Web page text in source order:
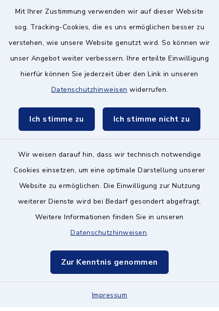
Mit Ihrer Zustimmung verwenden wir auf dieser Website
sog. Tracking-Cookies, die es uns ermöglichen besser zu
verstehen, wie unsere Website genutzt wird. So können wir
unser Angebot weiter verbessern. Ihre erteilte Einwilligung
hierfür können Sie jederzeit über den Link in unseren
Datenschutzhinweisen widerrufen.
Ich stimme zu Ich stimme nicht zu
Wir weisen darauf hin, dass wir technisch notwendige
Cookies einsetzen, um eine optimale Darstellung unserer
Website zu ermöglichen. Die Einwilligung zur Nutzung
weiterer Dienste wird bei Bedarf gesondert abgefragt.
Weitere Informationen finden Sie in unseren
Datenschutzhinweisen.
Zur Kenntnis genommen
Impressum
Quicklinks
BayernPortal
Landratsamt München
Zweckverband München Südost
Kontakt ins Rathaus
Datenschutz
Hinweisgeberschutz
Sitemap